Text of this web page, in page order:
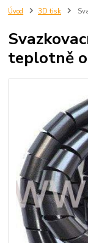
Úvod 3D tisk
teplotně